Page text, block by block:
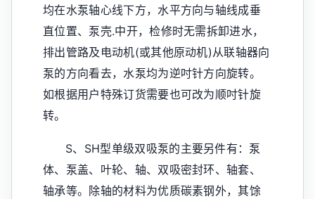
均在水泵轴心线下方，水平方向与轴线成垂
直位置、泵壳.中开，检修时无需拆卸进水，
排出管路及电动机(或其他原动机)从联轴器向
泵的方向看去，水泵均为逆吋针方向旋转。
如根据用户特殊订货需要也可改为顺吋针旋
转。
S、SH型单级双吸泵的主要另件有：泵
体、泵盖、叶轮、轴、双吸密封环、轴套、
轴承等。除轴的材料为优质碳素钢外，其馀